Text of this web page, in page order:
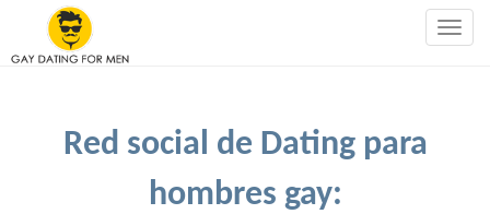
Red social de Dating para
hombres gay: